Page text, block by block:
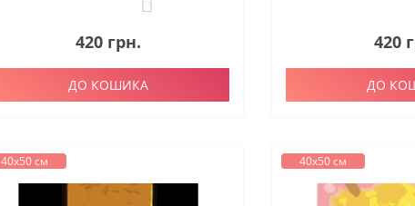
420 грн.
ДО КОШИКА
420
ДО
40х50 см 40х50 см